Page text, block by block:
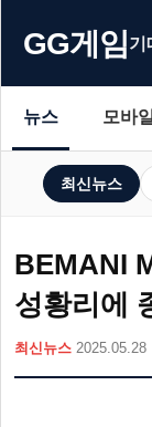
GG게임기
뉴스 모바일
최신뉴스
BEMANI
성황리에
최신뉴스 2025.05.28